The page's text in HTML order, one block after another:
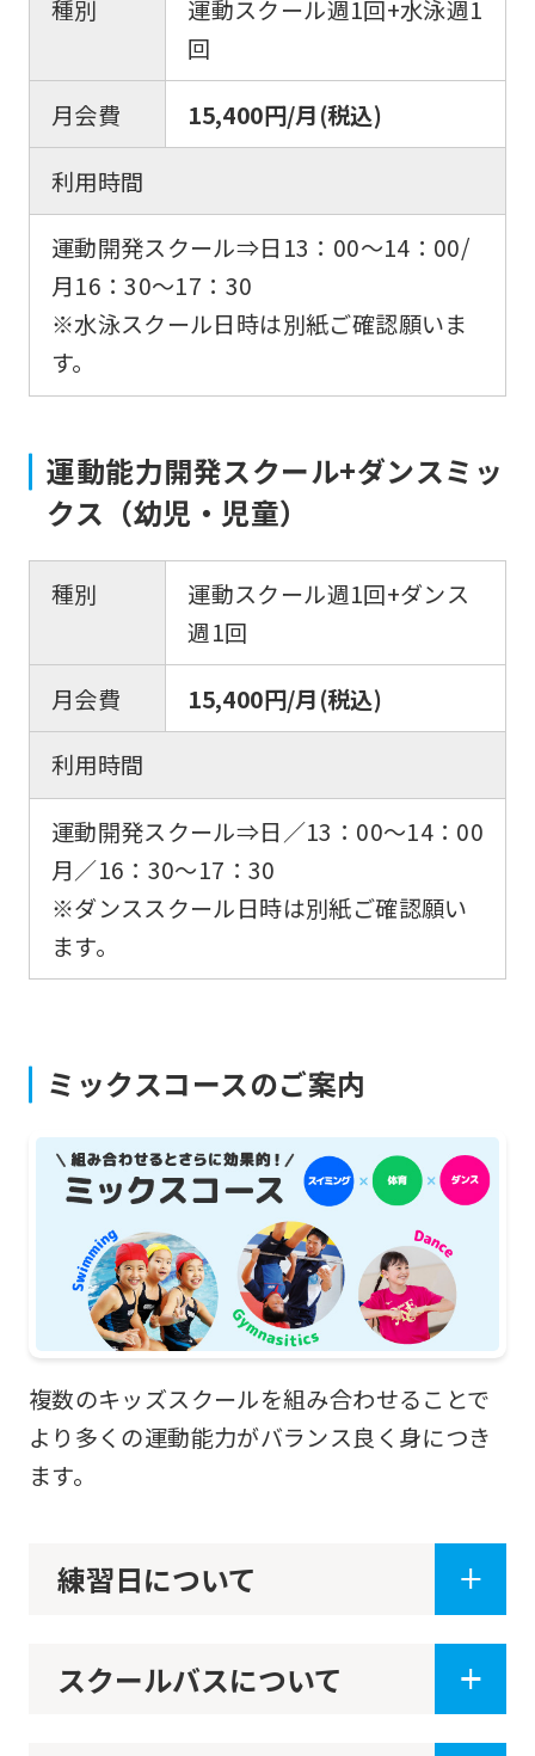
種別
運動スクール週1回+水泳週1
回
月会費
15,400円/月(税込)
利用時間
運動開発スクール⇒日13：00〜14：00/
月16：30〜17：30
※水泳スクール日時は別紙ご確認願いま
す。
運動能力開発スクール+ダンスミッ
クス（幼児・児童）
種別
運動スクール週1回+ダンス
週1回
月会費
15,400円/月(税込)
利用時間
運動開発スクール⇒日／13：00〜14：00
月／16：30〜17：30
※ダンススクール日時は別紙ご確認願い
ます。
ミックスコースのご案内
複数のキッズスクールを組み合わせることで
より多くの運動能力がバランス良く身につき
ます。
練習日について
スクールバスについて
For
Central
Sports
official
is
into
English.
Click
the
link
below
(start
automatic
translation)
to
However,